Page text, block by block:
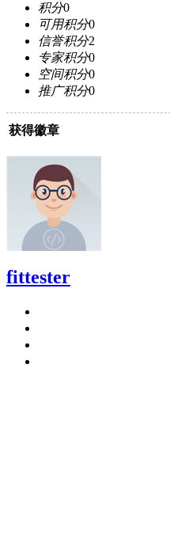
积分0
可用积分0
信誉积分2
专家积分0
空间积分0
推广积分0
获得徽章
fittester